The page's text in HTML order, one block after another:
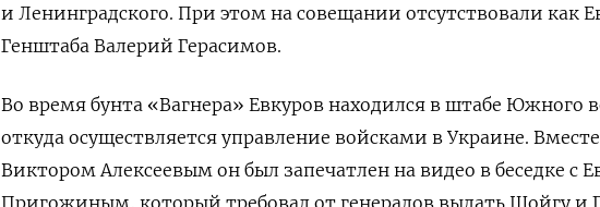
и Ленинградского. При этом на совещании отсутствовали как
Генштаба Валерий Герасимов.
Во время бунта «Вагнера» Евкуров находился в штабе Южного
откуда осуществляется управление войсками в Украине.
Виктором Алексеевым он был запечатлен на видео в беседке с
Пригожиным, который требовал от генералов выдать Шойгу и